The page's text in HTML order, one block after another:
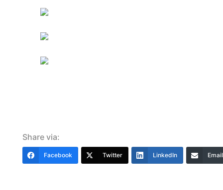
Share via:
Facebook Twitter LinkedIn Email